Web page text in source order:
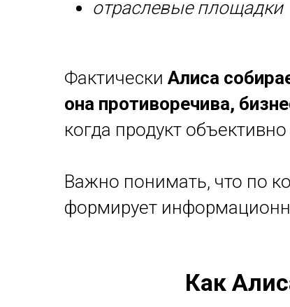
отраслевые площадки
Фактически Алиса
она противоречива,
когда продукт
Важно понимать, что по
формирует
Как